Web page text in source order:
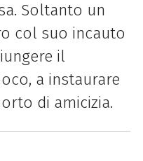
Soltanto un
col suo incauto
il
a instaurare
di amicizia.